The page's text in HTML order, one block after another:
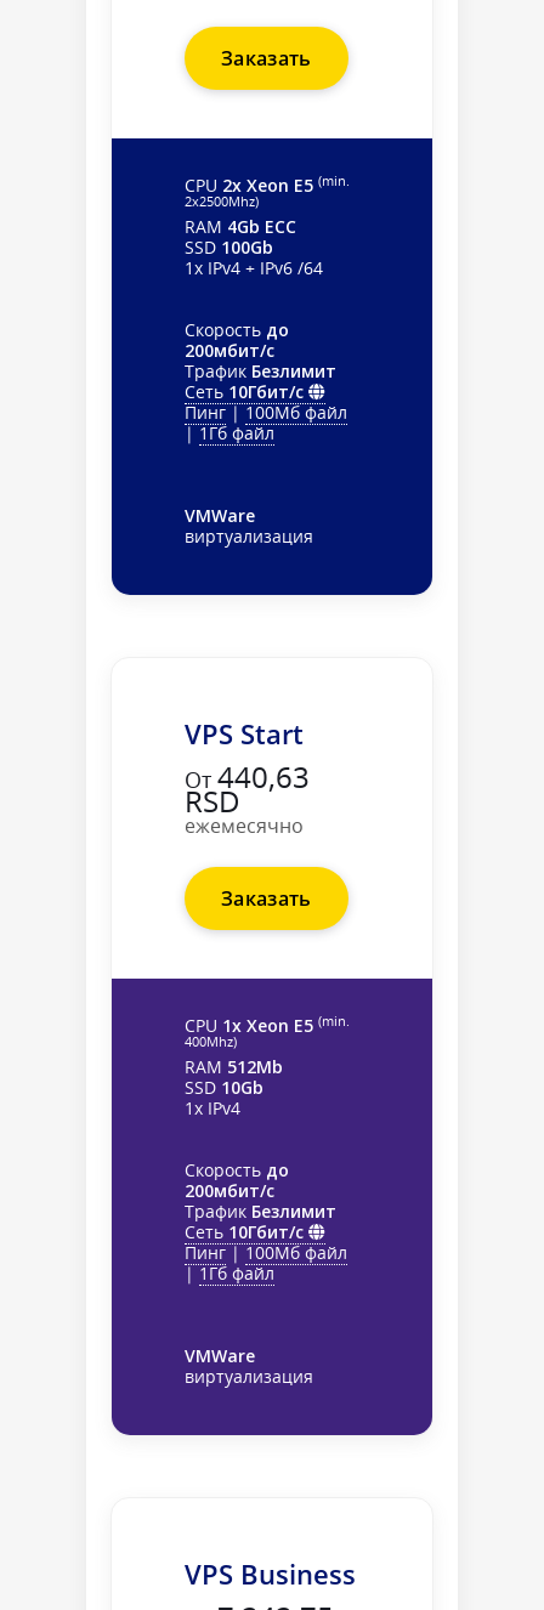
Заказать
CPU 2x Xeon E5 (min.
2х2500Mhz)
RAM 4Gb ECC
SSD 100Gb
1x IPv4 + IPv6 /64
Скорость до
200мбит/с
Трафик Безлимит
Сеть 10Гбит/с
Пинг|100Мб файл
|1Гб файл
VMWare
виртуализация
VPS Start
От 440,63
RSD
ежемесячно
Заказать
CPU 1x Xeon E5 (min.
400Mhz)
RAM 512Mb
SSD 10Gb
1x IPv4
Скорость до
200мбит/с
Трафик Безлимит
Сеть 10Гбит/с
Пинг|100Мб файл
|1Гб файл
VMWare
виртуализация
VPS Business